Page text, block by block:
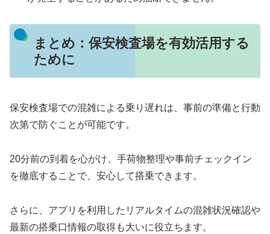
まとめ：保安検査場を有効活用する
ために
保安検査場での混雑による乗り遅れは、事前の準備と行動
次第で防ぐことが可能です。
20分前の到着を心がけ、手荷物整理や事前チェックイン
を徹底することで、安心して搭乗できます。
さらに、アプリを利用したリアルタイムの混雑状況確認や
最新の搭乗口情報の取得も大いに役立ちます。